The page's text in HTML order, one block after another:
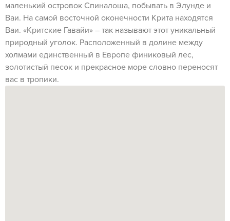
маленький островок Спиналоша, побывать в Элунде и
Ваи. На самой восточной оконечности Крита находятся
Ваи. «Критские Гавайи» – так называют этот уникальный
природный уголок. Расположенный в долине между
холмами единственный в Европе финиковый лес,
золотистый песок и прекрасное море словно переносят
вас в тропики.